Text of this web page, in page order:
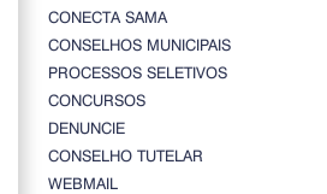
CONECTA SAMA
CONSELHOS MUNICIPAIS
PROCESSOS SELETIVOS
CONCURSOS
DENUNCIE
CONSELHO TUTELAR
WEBMAIL